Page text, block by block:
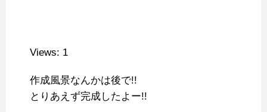
Views: 1
作成風景なんかは後で!!
とりあえず完成したよー!!